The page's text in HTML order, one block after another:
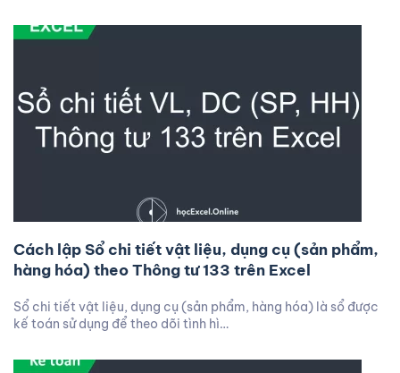
Cách lập Sổ chi tiết vật liệu, dụng cụ (sản phẩm,
hàng hóa) theo Thông tư 133 trên Excel
Sổ chi tiết vật liệu, dụng cụ (sản phẩm, hàng hóa) là sổ được
kế toán sử dụng để theo dõi tình hì…